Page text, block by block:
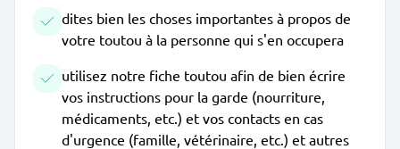
dites bien les choses importantes à propos de
votre toutou à la personne qui s'en occupera
utilisez notre fiche toutou afin de bien écrire
vos instructions pour la garde (nourriture,
médicaments, etc.) et vos contacts en cas
d'urgence (famille, vétérinaire, etc.) et autres